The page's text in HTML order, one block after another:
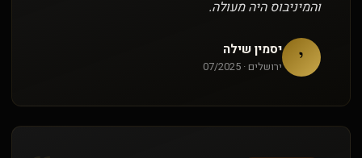
והמיניבוס היה מעולה.
י יסמין שילה
ירושלים · 07/2025